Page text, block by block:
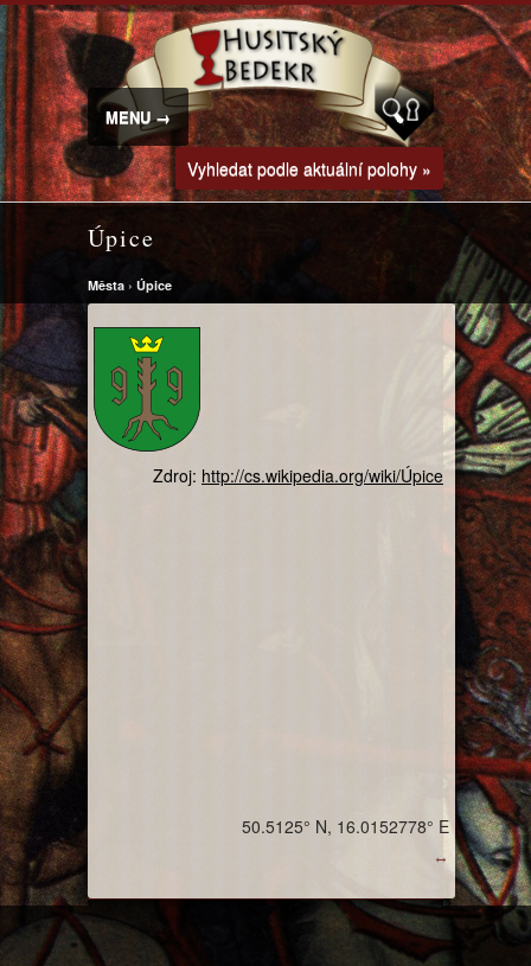
MENU →
Vyhledat podle aktuální polohy »
Úpice
Města › Úpice
Zdroj: http://cs.wikipedia.org/wiki/Úpice
↔
50.5125° N, 16.0152778° E